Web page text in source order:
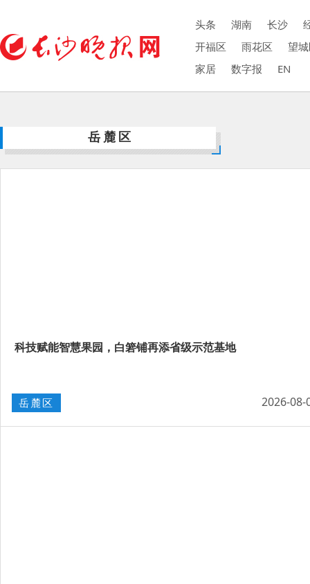
头条 湖南 长沙
开福区
雨花区
望
家居
数字报 EN
岳麓区
科技赋能智慧果园，白箬铺再添省级示范基地
岳麓区 2026-08-